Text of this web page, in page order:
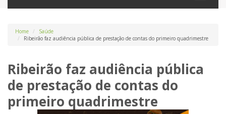
Home
Saúde
Ribeirão faz audiência pública de prestação de contas do primeiro quadrimestre
Ribeirão faz audiência pública
de prestação de contas do
primeiro quadrimestre